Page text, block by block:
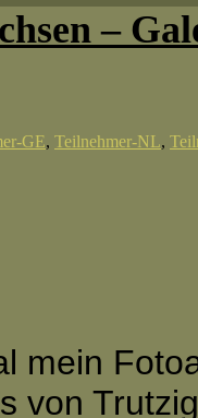
–
GE, Teilnehmer-NL,
mein
von